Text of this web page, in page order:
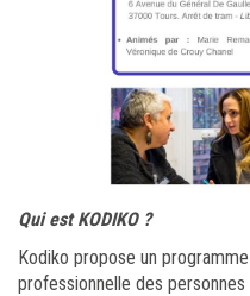
Qui est KODIKO ?
Kodiko propose un
professionnelle des